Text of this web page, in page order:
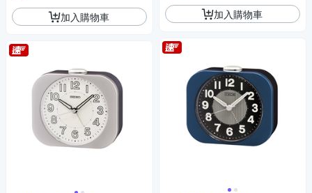
加入購物車 加入購物車